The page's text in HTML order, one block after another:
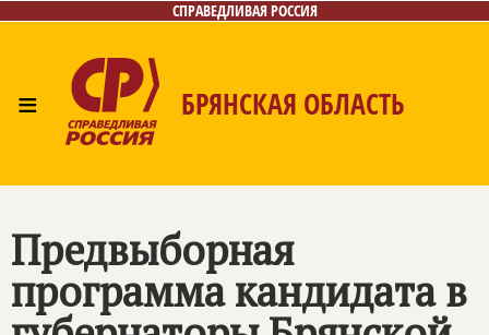
СПРАВЕДЛИВАЯ РОССИЯ
≡ БРЯНСКАЯ ОБЛАСТЬ
Предвыборная
программа кандидата в